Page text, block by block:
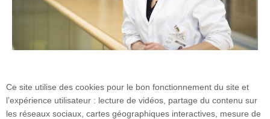
Ce site utilise des cookies pour le bon fonctionnement du site et
l’expérience utilisateur : lecture de vidéos, partage du contenu sur
les réseaux sociaux, cartes géographiques interactives, mesure de